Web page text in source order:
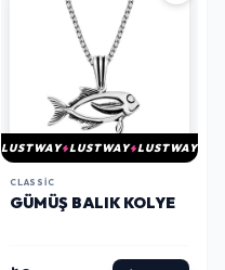
LUSTWAY LUSTWAY LUSTWAY
CLASSIC
GÜMÜŞ BALIK KOLYE